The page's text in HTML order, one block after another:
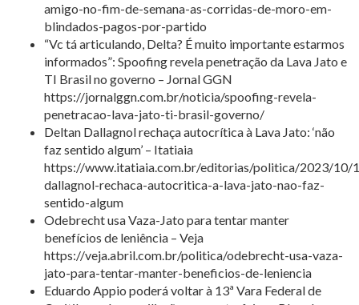
amigo-no-fim-de-semana-as-corridas-de-moro-em-
blindados-pagos-por-partido
“Vc tá articulando, Delta? É muito importante estarmos
informados”: Spoofing revela penetração da Lava Jato e
TI Brasil no governo – Jornal GGN
https://jornalggn.com.br/noticia/spoofing-revela-
penetracao-lava-jato-ti-brasil-governo/
Deltan Dallagnol rechaça autocrítica à Lava Jato: ‘não
faz sentido algum’ – Itatiaia
https://www.itatiaia.com.br/editorias/politica/2023/10/
dallagnol-rechaca-autocritica-a-lava-jato-nao-faz-
sentido-algum
Odebrecht usa Vaza-Jato para tentar manter
benefícios de leniência – Veja
https://veja.abril.com.br/politica/odebrecht-usa-vaza-
jato-para-tentar-manter-beneficios-de-leniencia
Eduardo Appio poderá voltar à 13ª Vara Federal de